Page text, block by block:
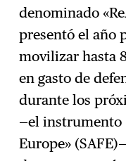
denominado
presentó el año
movilizar hasta
en gasto de
durante los
—el instrumento
Europe»